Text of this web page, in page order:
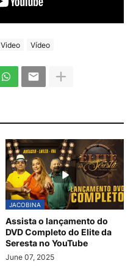
Video Vídeo
JACOBINA
Assista o lançamento do
DVD Completo do Elite da
Seresta no YouTube
June 07, 2025